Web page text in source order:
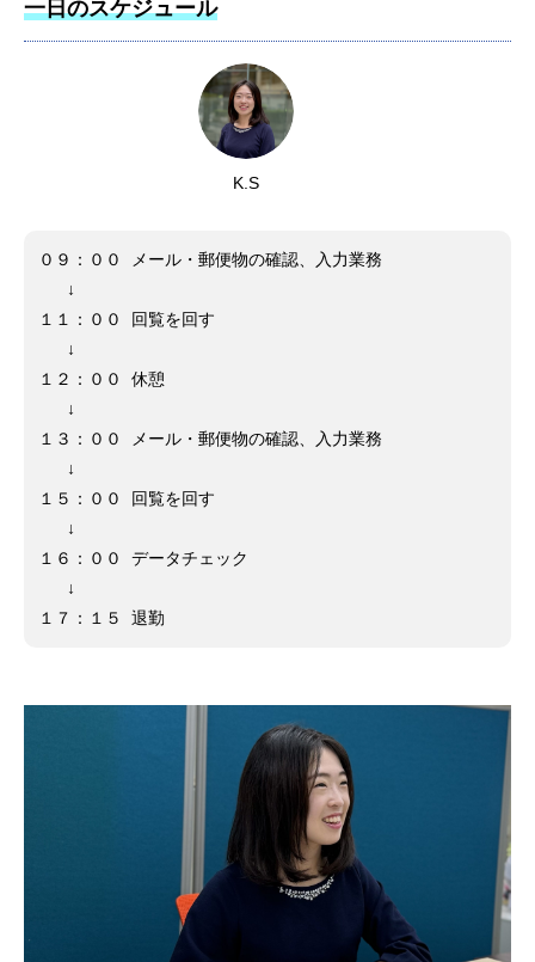
一日のスケジュール
K.S
０９：００ メール・郵便物の確認、入力業務
↓
１１：００ 回覧を回す
↓
１２：００ 休憩
↓
１３：００ メール・郵便物の確認、入力業務
↓
１５：００ 回覧を回す
↓
１６：００ データチェック
↓
１７：１５ 退勤